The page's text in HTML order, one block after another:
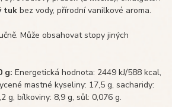
tuk bez vody, přírodní vanilkové aroma.
Může obsahovat stopy jiných
g: Energetická hodnota: 2449 kJ/588 kcal,
mastné kyseliny: 17,5 g, sacharidy:
g, bílkoviny: 8,9 g, sůl: 0,076 g.